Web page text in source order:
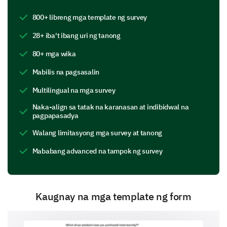
If you could add or change one feature on our
customer support, we would appreciate your
team.
On a scale of 1-5, how would you rate our
customer service, with 1 being 'Very
800+ libreng mga template ng survey
28+ iba't ibang uri ng tanong
80+ mga wika
Mabilis na pagsasalin
Multilingual na mga survey
Naka-align sa tatak na karanasan at indibidwal na
pagpapasadya
Walang limitasyong mga survey at tanong
Mababang advanced na tampok ng survey
Kaugnay na mga template ng form